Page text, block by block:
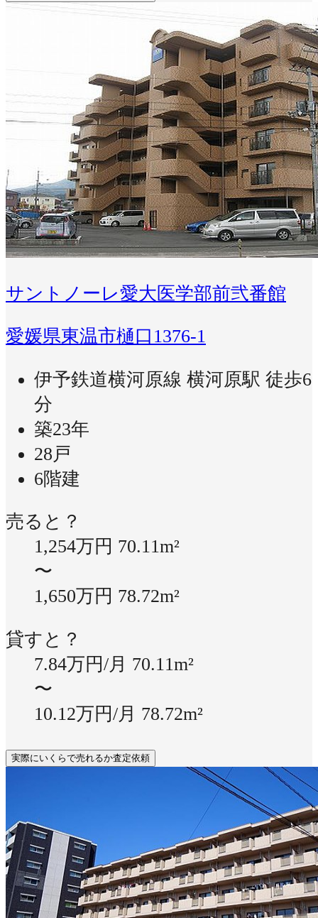
サントノーレ愛大医学部前弐番館
愛媛県東温市樋口1376-1
伊予鉄道横河原線 横河原駅 徒歩6
分
築23年
28戸
6階建
売ると？
1,254万円 70.11m²
〜
1,650万円 78.72m²
貸すと？
7.84万円/月 70.11m²
〜
10.12万円/月 78.72m²
実際にいくらで売れるか査定依頼